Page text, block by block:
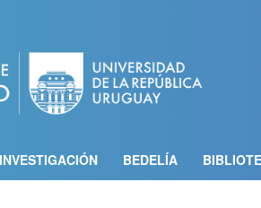
contenido
principal
INVESTIGACIÓN BEDELÍA